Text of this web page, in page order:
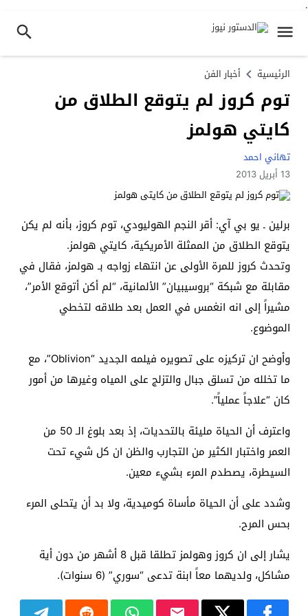
.
الرئيسية أخبار الفن
توم كروز لم يتوقع الطلاق من
كايتي هولمز
تهاني احمد
13 أبريل 2013
برلين ـ يو بي آي: أقر النجم الهوليودي، توم كروز، بأنه لم يكن
يتوقع الطلاق من الممثلة الأمريكية، كايتي هولمز.
وتحدث كروز للمرة الأولى عن انتهاء زواجه بـ هولمز، فقال في
مقابلة مع شبكة “بروسيبيان” الألمانية، “لم أكن أتوقع الأمر”،
مشيراً إلى انه انغمس في العمل بعد طلاقه لتخطي
الموضوع.
وأوضح ان تركيزه على تصويره فيلمه الجديد “Oblivion”، مع
ما تخلله من تسلق جبال والتزلج على المياه وغيرها من أمور
كان “علاجاً عملياً”.
واعترف أن الحياة مليئة بالتحديات، إذ بعد بلوغ الـ 50 من
العمر واختبار الكثير من التجارب والظن ان كل شيء تحت
السيطرة، يصطدم المرء بشيء معين.
وشدد على أن الحياة مأساة كوميدية، ولا بد أن يتحلى المرء
بحس المرح.
يشار إلى ان كروز وهولمز تطلقا قبل 8 أشهر من دون أية
مشاكل، ولديهما معاً ابنة تدعى “سوري” (6 سنوات).